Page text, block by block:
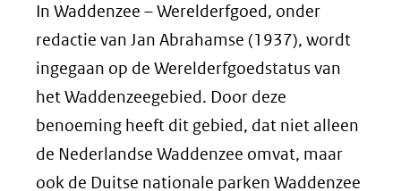
In Waddenzee – Werelderfgoed, onder
redactie van Jan Abrahamse (1937), wordt
ingegaan op de Werelderfgoedstatus van
het Waddenzeegebied. Door deze
benoeming heeft dit gebied, dat niet alleen
de Nederlandse Waddenzee omvat, maar
ook de Duitse nationale parken Waddenzee